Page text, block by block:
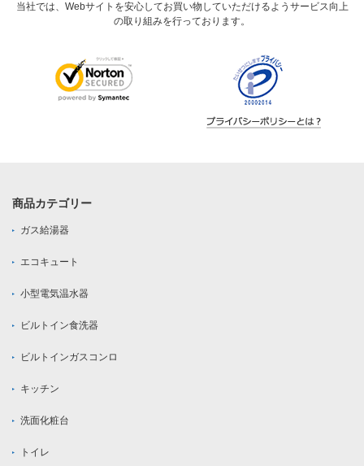
当社では、Webサイトを安心してお買い物していただけるようサービス向上
の取り組みを行っております。
商品カテゴリー
ガス給湯器
エコキュート
小型電気温水器
ビルトイン食洗器
ビルトインガスコンロ
キッチン
洗面化粧台
トイレ